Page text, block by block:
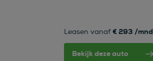
Leasen vanaf € 293 /mnd
Bekijk deze auto